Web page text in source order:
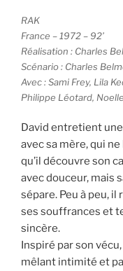
RAK
France – 1972 – 92’
Réalisation : Charles
Scénario : Charles
Avec : Sami Frey, Lila
Philippe Léotard,
David entretient
avec sa mère, qui
qu’il découvre son
avec douceur, mais
sépare. Peu à peu,
ses souffrances et
sincère.
Inspiré par son
mêlant intimité et